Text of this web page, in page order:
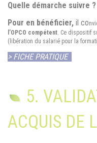
Quelle démarche suivre ?
Pour en bénéficier, il co
l’OPCO compétent. Ce dispositif
(libération du salarié pour la
> FICHE PRATIQUE
5.
ACQUIS DE